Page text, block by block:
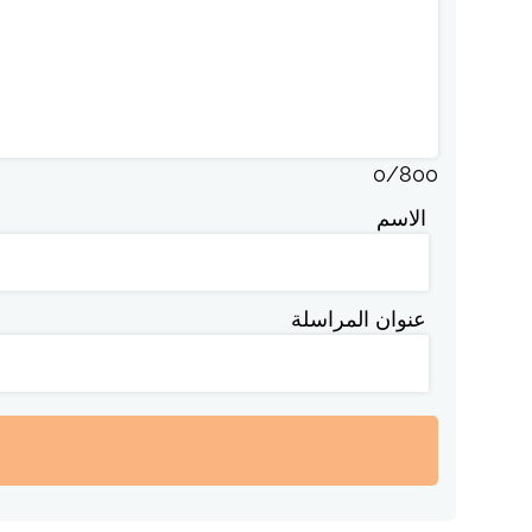
0/800
الاسم
عنوان المراسلة